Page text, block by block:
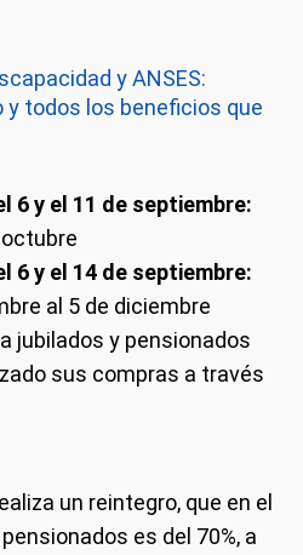
y ANSES:
y todos los beneficios que
6 y el 11 de septiembre:
6 y el 14 de septiembre:
al 5 de diciembre
jubilados y pensionados
sus compras a través
un reintegro, que en el
es del 70%, a